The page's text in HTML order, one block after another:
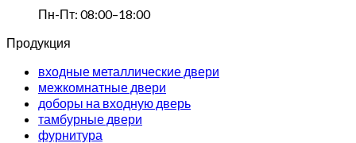
Пн-Пт: 08:00–18:00
Продукция
входные металлические двери
межкомнатные двери
доборы на входную дверь
тамбурные двери
фурнитура